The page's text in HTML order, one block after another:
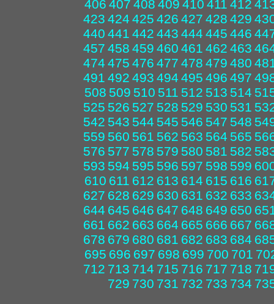
406 407 408 409 410 411 412
423 424 425 426 427 428 429
440 441 442 443 444 445 446
457 458 459 460 461 462 463
474 475 476 477 478 479 480
491 492 493 494 495 496 497
508 509 510 511 512 513 514
525 526 527 528 529 530 531
542 543 544 545 546 547 548
559 560 561 562 563 564 565
576 577 578 579 580 581 582
593 594 595 596 597 598 599
610 611 612 613 614 615 616
627 628 629 630 631 632 633
644 645 646 647 648 649 650
661 662 663 664 665 666 667
678 679 680 681 682 683 684
695 696 697 698 699 700 701
712 713 714 715 716 717 718
729 730 731 732 733 734